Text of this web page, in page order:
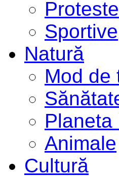
Proteste
Sportive
Natură
Mod de
Planeta
Animale
Cultură